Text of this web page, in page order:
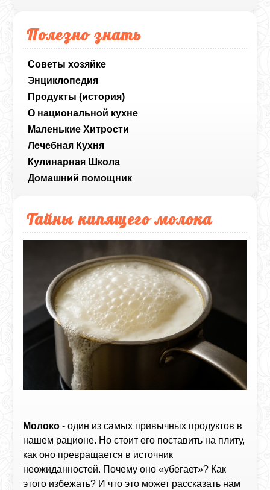
Полезно знать
Советы хозяйке
Энциклопедия
Продукты (история)
О национальной кухне
Маленькие Хитрости
Лечебная Кухня
Кулинарная Школа
Домашний помощник
Тайны кипящего молока
Молоко - один из самых привычных продуктов в
нашем рационе. Но стоит его поставить на плиту,
как оно превращается в источник
неожиданностей. Почему оно «убегает»? Как
этого избежать? И что это может рассказать нам